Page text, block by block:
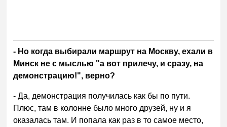
- Но когда выбирали маршрут на Москву, ехали в
Минск не с мыслью "а вот прилечу, и сразу, на
демонстрацию!", верно?
- Да, демонстрация получилась как бы по пути.
Плюс, там в колонне было много друзей, ну и я
оказалась там. И попала как раз в то самое место,